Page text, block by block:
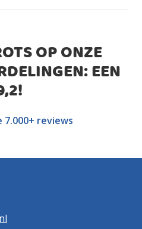
OP ONZE
EEN
!
7.000+ reviews